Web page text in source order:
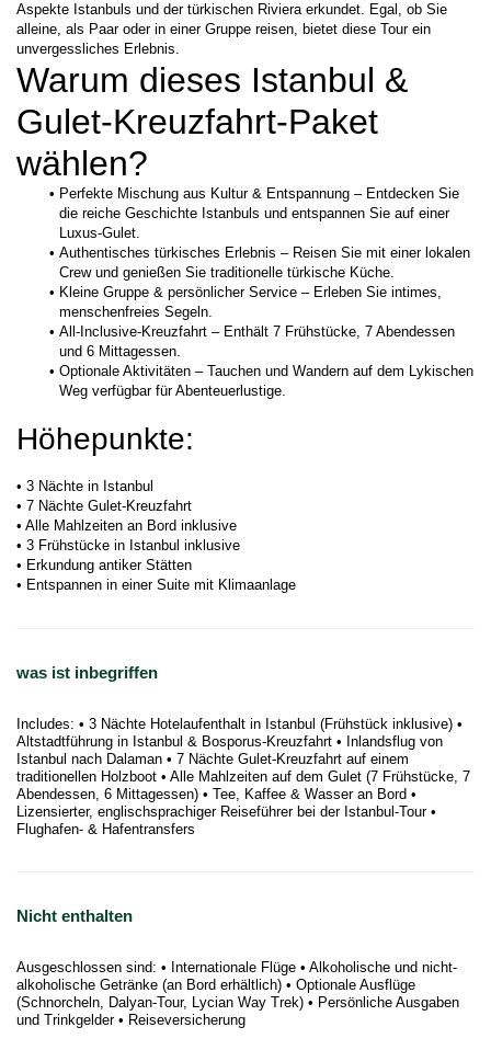
Aspekte Istanbuls und der türkischen Riviera erkundet. Egal, ob Sie
alleine, als Paar oder in einer Gruppe reisen, bietet diese Tour ein
unvergessliches Erlebnis.
Warum dieses Istanbul &
Gulet-Kreuzfahrt-Paket
wählen?
Perfekte Mischung aus Kultur & Entspannung – Entdecken Sie
die reiche Geschichte Istanbuls und entspannen Sie auf einer
Luxus-Gulet.
Authentisches türkisches Erlebnis – Reisen Sie mit einer lokalen
Crew und genießen Sie traditionelle türkische Küche.
Kleine Gruppe & persönlicher Service – Erleben Sie intimes,
menschenfreies Segeln.
All-Inclusive-Kreuzfahrt – Enthält 7 Frühstücke, 7 Abendessen
und 6 Mittagessen.
Optionale Aktivitäten – Tauchen und Wandern auf dem Lykischen
Weg verfügbar für Abenteuerlustige.
Höhepunkte:
• 3 Nächte in Istanbul
• 7 Nächte Gulet-Kreuzfahrt
• Alle Mahlzeiten an Bord inklusive
• 3 Frühstücke in Istanbul inklusive
• Erkundung antiker Stätten
• Entspannen in einer Suite mit Klimaanlage
was ist inbegriffen
Includes: • 3 Nächte Hotelaufenthalt in Istanbul (Frühstück inklusive) •
Altstadtführung in Istanbul & Bosporus-Kreuzfahrt • Inlandsflug von
Istanbul nach Dalaman • 7 Nächte Gulet-Kreuzfahrt auf einem
traditionellen Holzboot • Alle Mahlzeiten auf dem Gulet (7 Frühstücke, 7
Abendessen, 6 Mittagessen) • Tee, Kaffee & Wasser an Bord •
Lizensierter, englischsprachiger Reiseführer bei der Istanbul-Tour •
Flughafen- & Hafentransfers
Nicht enthalten
Ausgeschlossen sind: • Internationale Flüge • Alkoholische und nicht-
alkoholische Getränke (an Bord erhältlich) • Optionale Ausflüge
(Schnorcheln, Dalyan-Tour, Lycian Way Trek) • Persönliche Ausgaben
und Trinkgelder • Reiseversicherung